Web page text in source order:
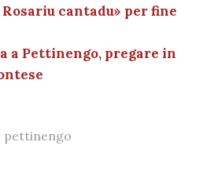
cantadu» per fine
a Pettinengo, pregare in
pettinengo